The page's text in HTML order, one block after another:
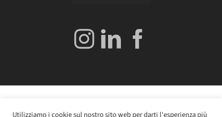
Utilizziamo i cookie sul nostro sito web per darti l'esperienza più